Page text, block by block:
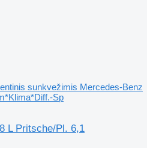
sunkvežimis Mercedes-Benz
Sp
L Pritsche/Pl. 6,1